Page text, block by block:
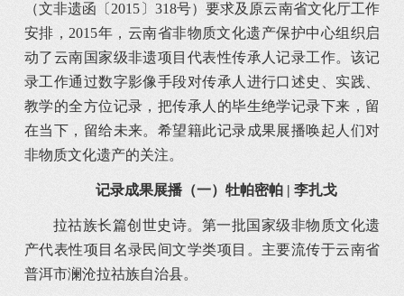
（文非遗函〔2015〕318号）要求及原云南省文化厅工作
安排，2015年，云南省非物质文化遗产保护中心组织启
动了云南国家级非遗项目代表性传承人记录工作。该记
录工作通过数字影像手段对传承人进行口述史、实践、
教学的全方位记录，把传承人的毕生绝学记录下来，留
在当下，留给未来。希望籍此记录成果展播唤起人们对
非物质文化遗产的关注。
记录成果展播（一） 牡帕密帕 | 李扎戈
拉祜族长篇创世史诗。第一批国家级非物质文化遗
产代表性项目名录民间文学类项目。主要流传于云南省
普洱市澜沧拉祜族自治县。